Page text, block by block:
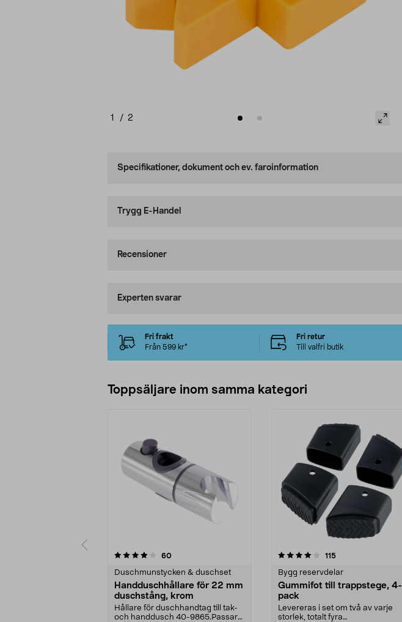
1 / 2
Specifikationer, dokument och ev. faroinformation
Trygg E-Handel
Recensioner
Experten svarar
Fri frakt
Från 599 kr*
Fri retur
Till valfri butik
Toppsäljare inom samma kategori
60recensioner
Duschmunstycken & duschset
Handduschhållare för 22 mm
duschstång, krom
Hållare för duschhandtag till tak-
och handdusch 40-9865.Passar
4.0 av 5 stjärnor 115recensioner
Bygg reservdelar
Gummifot till trappstege, 4-
pack
Levereras i set om två av varje
storlek, totalt fyra
4.5 av 5 stjärnor